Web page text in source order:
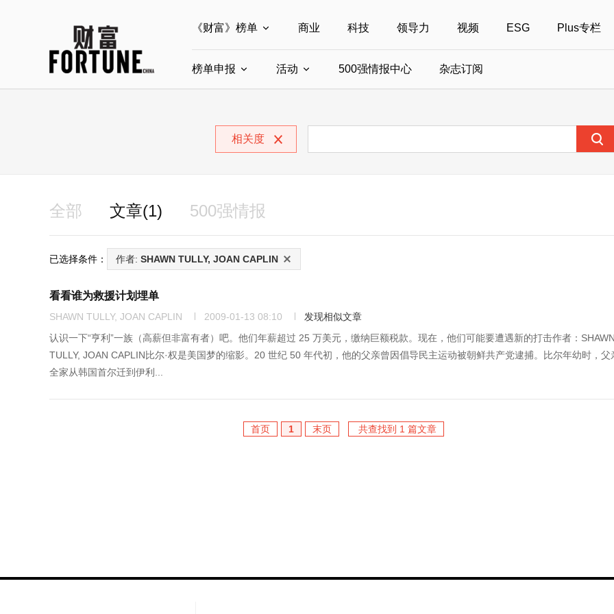
《财富》榜单
全部榜单
中国最具影响力商界女性
商业 科技 领导力 视频 ESG Plus专栏
榜单申报
中国ESG影响力榜申报 中国最具社会
活动
财富40U40创想会
500强情报中心 杂志订阅
相关度
全部 文章(1) 500强情报
已选择条件： 作者: SHAWN TULLY, JOAN CAPLIN
看看谁为救援计划埋单
SHAWN TULLY, JOAN CAPLIN 2009-01-13 08:10
发现相似文章
认识一下“亨利”一族（高薪但非富有者）吧。他们年薪超过 25 万美元，缴纳巨额税款。现在，他们可能要遭遇新的打击作者：SHAWN
TULLY, JOAN CAPLIN比尔·权是美国梦的缩影。20 世纪 50 年代初，他的父亲曾因倡导民主运动被朝鲜共产党逮捕。比尔年幼时，父
全家从韩国首尔迁到伊利...
首页 1 末页 共查找到 1 篇文章